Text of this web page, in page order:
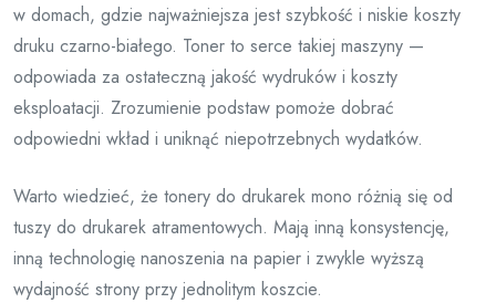
w domach, gdzie najważniejsza jest szybkość i niskie koszty
druku czarno-białego. Toner to serce takiej maszyny —
odpowiada za ostateczną jakość wydruków i koszty
eksploatacji. Zrozumienie podstaw pomoże dobrać
odpowiedni wkład i uniknąć niepotrzebnych wydatków.
Warto wiedzieć, że tonery do drukarek mono różnią się od
tuszy do drukarek atramentowych. Mają inną konsystencję,
inną technologię nanoszenia na papier i zwykle wyższą
wydajność strony przy jednolitym koszcie.